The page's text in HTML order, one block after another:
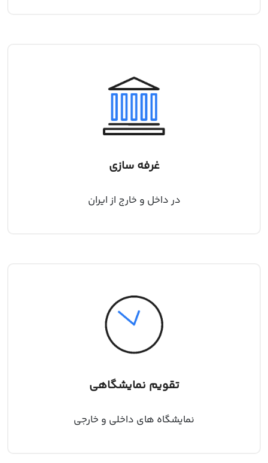
غرفه سازی
در داخل و خارج از ایران
تقویم نمایشگاهی
نمایشگاه های داخلی و خارجی